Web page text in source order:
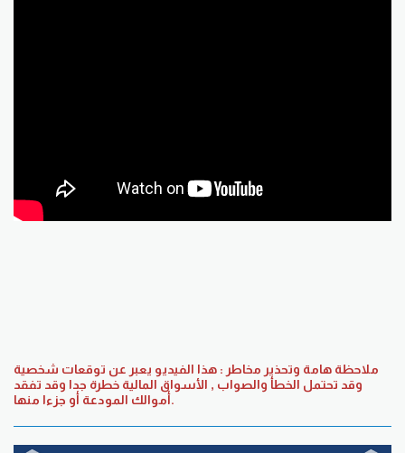
ملاحظة هامة وتحذير مخاطر : هذا الفيديو يعبر عن توقعات شخصية
وقد تحتمل الخطأ والصواب , الأسواق المالية خطرة جدا وقد تفقد
أموالك المودعة أو جزءا منها.